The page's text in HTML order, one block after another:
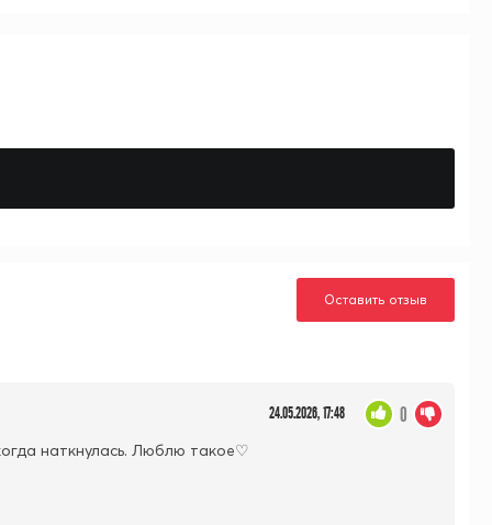
Оставить отзыв
24.05.2026, 17:48
наткнулась. Люблю такое♡
0